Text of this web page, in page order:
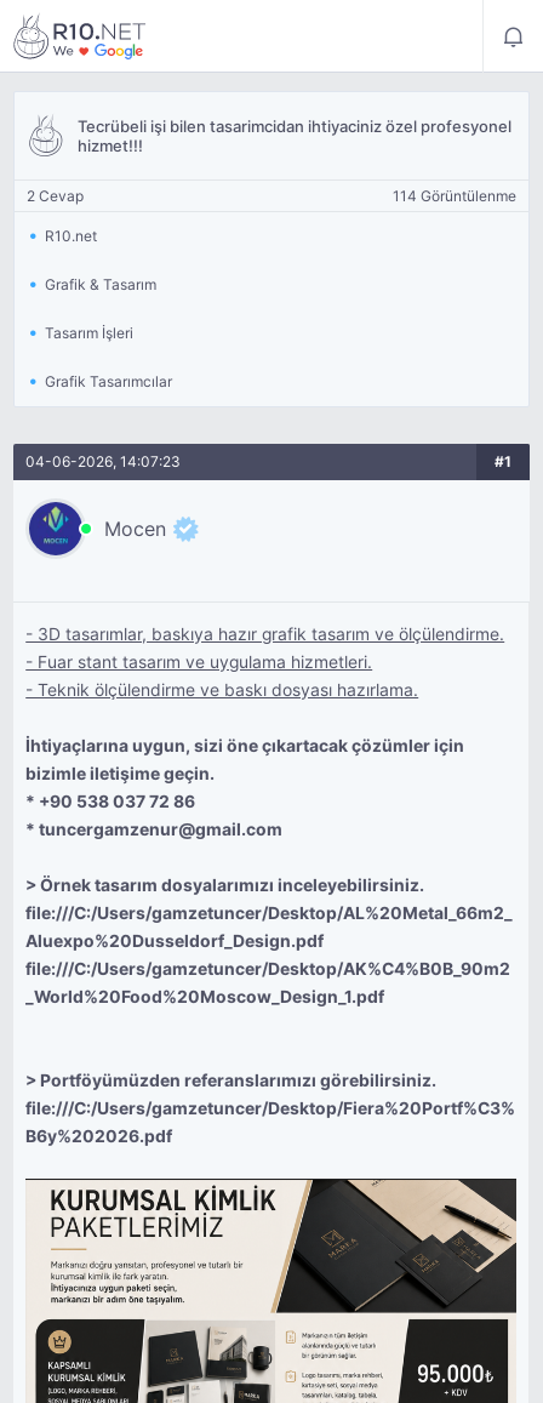
Tecrübeli işi bilen tasarimcidan ihtiyaciniz özel profesyonel
hizmet!!!
2 Cevap 114 Görüntülenme
R10.net
Grafik & Tasarım
Tasarım İşleri
Grafik Tasarımcılar
04-06-2026, 14:07:23 #1
Mocen
- 3D tasarımlar, baskıya hazır grafik tasarım ve ölçülendirme.
- Fuar stant tasarım ve uygulama hizmetleri.
- Teknik ölçülendirme ve baskı dosyası hazırlama.
İhtiyaçlarına uygun, sizi öne çıkartacak çözümler için
bizimle iletişime geçin.
* +90 538 037 72 86
*tuncergamzenur@gmail.com
> Örnek tasarım dosyalarımızı inceleyebilirsiniz.
file:///C:/Users/gamzetuncer/Desktop/AL%20Metal_66m2_
Aluexpo%20Dusseldorf_Design.pdf
file:///C:/Users/gamzetuncer/Desktop/AK%C4%B0B_90m2
_World%20Food%20Moscow_Design_1.pdf
> Portföyümüzden referanslarımızı görebilirsiniz.
file:///C:/Users/gamzetuncer/Desktop/Fiera%20Portf%C3%
B6y%202026.pdf